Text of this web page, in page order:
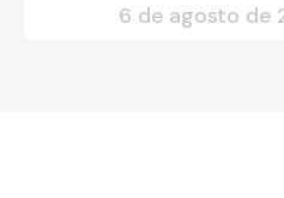
6 de agosto de